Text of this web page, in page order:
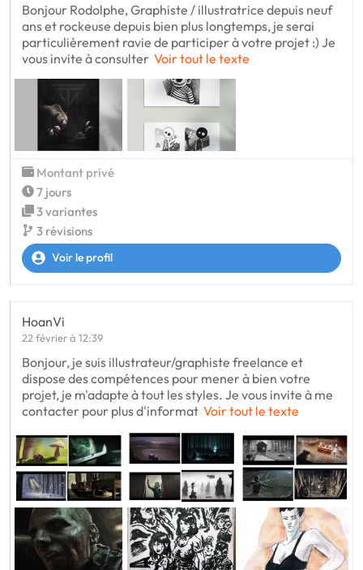
Bonjour Rodolphe, Graphiste / illustratrice depuis neuf
ans et rockeuse depuis bien plus longtemps, je serai
particulièrement ravie de participer à votre projet :) Je
vous invite à consulter Voir tout le texte
Montant privé
7 jours
3 variantes
3 révisions
Voir le profil
HoanVi
22 février à 12:39
Bonjour, je suis illustrateur/graphiste freelance et
dispose des compétences pour mener à bien votre
projet, je m'adapte à tout les styles. Je vous invite à me
contacter pour plus d'informat Voir tout le texte